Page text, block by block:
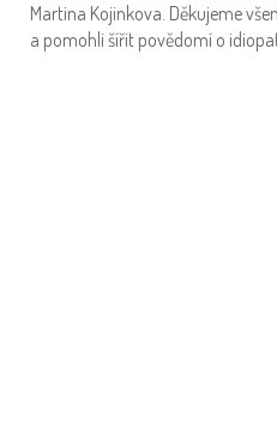
Martina Kojinkova. Děkujeme
a pomohli šířit povědomí o